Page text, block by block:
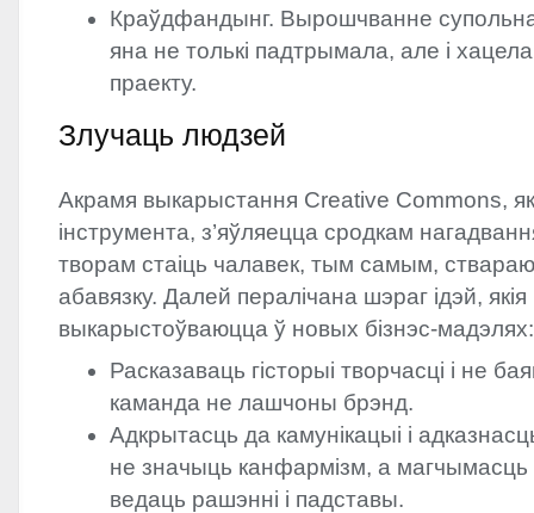
Краўдфандынг. Вырошчванне
яна не толькі падтрымала, але і
праекту.
Злучаць людзей
Акрамя выкарыстання Creative Commons,
інструмента, з’яўляецца сродкам
творам стаіць чалавек, тым самым,
абавязку. Далей пералічана шэраг ідэй, якія
выкарыстоўваюцца ў новых бізнэс-мадэлях:
Расказаваць гісторыі творчасці і не
каманда не лашчоны брэнд.
Адкрытасць да камунікацыі і
не значыць канфармізм, а магчымасць
ведаць рашэнні і падставы.